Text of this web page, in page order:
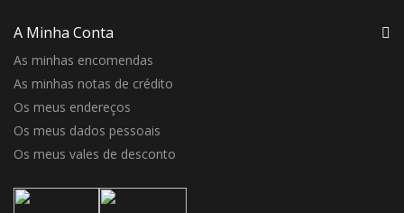
A Minha Conta
As minhas encomendas
As minhas notas de crédito
Os meus endereços
Os meus dados pessoais
Os meus vales de desconto